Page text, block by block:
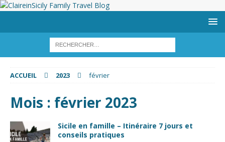
ACCUEIL 2023 février
Mois : février 2023
Sicile en famille – Itinéraire 7 jours et
conseils pratiques